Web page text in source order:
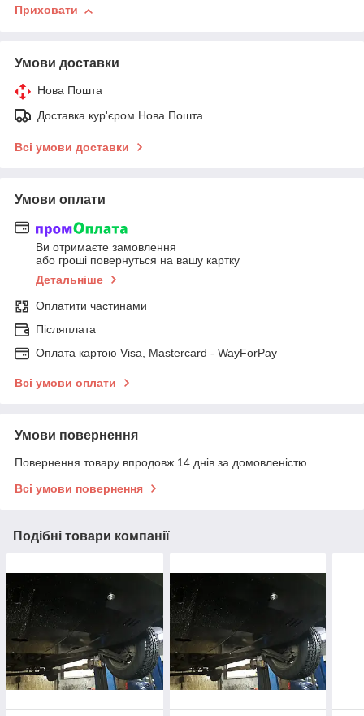
Приховати
Умови доставки
Нова Пошта
Доставка кур'єром Нова Пошта
Всі умови доставки
Умови оплати
Ви отримаєте замовлення
або гроші повернуться на вашу картку
Детальніше
Оплатити частинами
Післяплата
Оплата картою Visa, Mastercard - WayForPay
Всі умови оплати
Умови повернення
Повернення товару впродовж 14 днів за домовленістю
Всі умови повернення
Подібні товари компанії